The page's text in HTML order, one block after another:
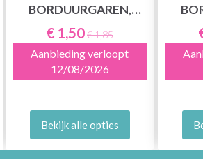
BORDUURGAREN,
EFFEN KLEUREN,
GROENE TINTEN
€ 1,50€ 1,85
Aanbieding verloopt
12/08/2026
Bekijk alle opties